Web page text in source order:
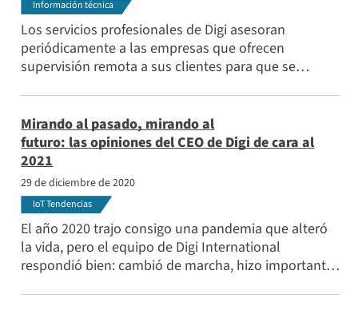
Información técnica
Los servicios profesionales de Digi asesoran
periódicamente a las empresas que ofrecen
supervisión remota a sus clientes para que se
mantenidas a lo largo del tiempo.
Mirando al pasado, mirando al
futuro: las opiniones del CEO de Digi de cara al
2021
29 de diciembre de 2020
IoT Tendencias
El año 2020 trajo consigo una pandemia que alteró
la vida, pero el equipo de Digi International
respondió bien: cambió de marcha, hizo importantes